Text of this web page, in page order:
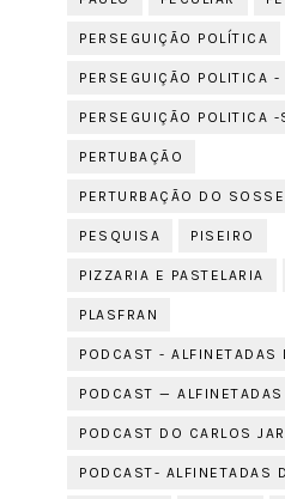
PERSEGUIÇÃO POLÍTICA
PERSEGUIÇÃO POLITICA -
PERSEGUIÇÃO POLITICA
PERTUBAÇÃO
PERTURBAÇÃO DO
PESQUISA PISEIRO
PIZZARIA E PASTELARIA
PLASFRAN
PODCAST - ALFINETADAS
PODCAST —
PODCAST DO CARLOS
PODCAST- ALFINETADAS